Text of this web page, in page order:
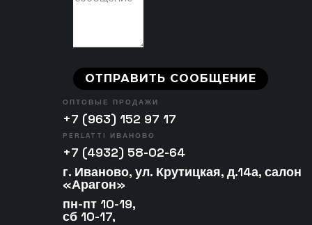
ОПТОВЫЕ ПРОДАЖИ
+7 (963) 152 97 17
PERLATTI ИВАНОВО
+7 (4932) 58-02-64
г. Иваново, ул. Крутицкая, д.14а, салон
«Арагон»
пн-пт 10-19,
сб 10-17,